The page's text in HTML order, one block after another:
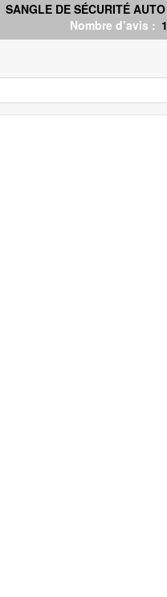
SANGLE DE SÉCURITÉ AUTO
Nombre d’avis : 1